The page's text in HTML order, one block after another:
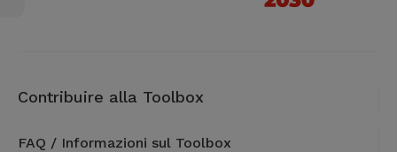
Contribuire alla Toolbox
FAQ / Informazioni sul Toolbox